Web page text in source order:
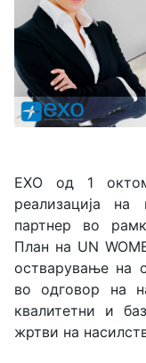
ЕХО од 1
реализација на
партнер во
План на UN
остварување на
во одговор на
квалитетни и
жртви на